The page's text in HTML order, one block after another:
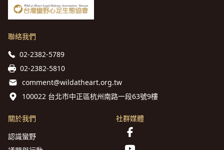
聯絡我們
02-2382-5789
02-2382-5810
comment@wildatheart.org.tw
100022 台北市中正區杭州南路一段63號9樓
關於我們
認識蠻野
社群媒體